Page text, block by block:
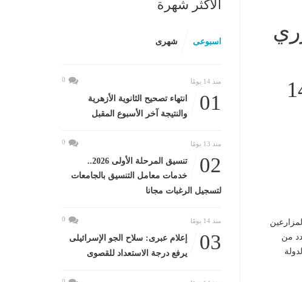
الخميس، 14
من
الأكثر شهرة
اسبوعى شهرى
منذ 14 يومًا 0
01
انتهاء تصحيح الثانوية الأزهرية
والنتيجة آخر الأسبوع المقبل
منذ 13 يومًا 0
02
تنسيق المرحلة الأولى 2026..
خدمات معامل التنسيق بالجامعات
لتسجيل الرغبات مجانا
منذ 14 يومًا 0
03
إعلام عبرى: سلاح الجو الإسرائيلى
يرفع درجة الاستعداد للقصوى